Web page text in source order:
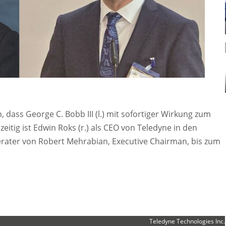
George C. Bobb III (l.) mit sofortiger Wirkung zum
ist Edwin Roks (r.) als CEO von Teledyne in den
von Robert Mehrabian, Executive Chairman, bis zum
Teledyne Technologies Inc.